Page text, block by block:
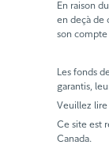
En raison
en deçà de
son compte
Les fonds
garantis,
Veuillez
Ce site est
Canada.